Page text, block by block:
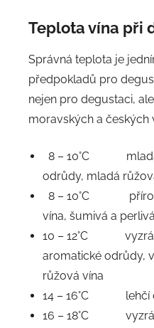
Teplota vína při
Správná teplota je
předpokladů pro
nejen pro degustaci,
moravských a českých
8 – 10°C mladá
odrůdy, mladá
8 – 10°C
vína, šumivá a
10 – 12°C vyzrálá
aromatické odrůdy,
růžová vína
14 – 16°C lehčí
16 – 18°C